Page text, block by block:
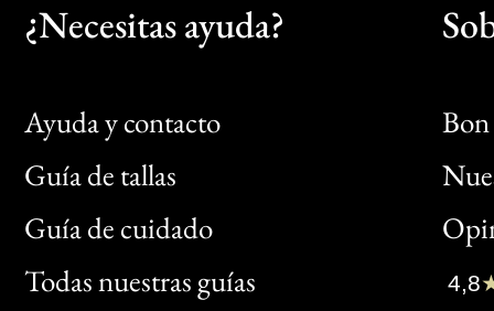
¿Necesitas ayuda?
Ayuda y contacto
Guía de tallas
Guía de cuidado
Todas nuestras guías
Bon
Clic
4,8